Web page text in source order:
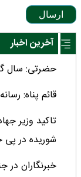
ارسال
آخرین اخبار
حضرتی: سال
قائم پناه:
تاکید وزیر
شوریده در
خبرنگاران در